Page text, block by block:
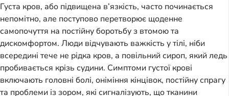
Густа кров, або підвищена в’язкість, часто починається
непомітно, але поступово перетворює щоденне
самопочуття на постійну боротьбу з втомою та
дискомфортом. Люди відчувають важкість у тілі, ніби
всередині тече не рідка кров, а повільний сироп, який ледь
пробивається крізь судини. Симптоми густої крові
включають головні болі, оніміння кінцівок, постійну спрагу
та проблеми із зором, які сигналізують, що тканини